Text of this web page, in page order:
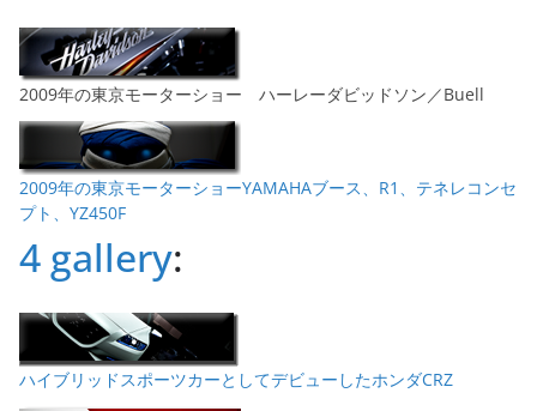
2009年の東京モーターショー ハーレーダビッドソン／Buell
2009年の東京モーターショーYAMAHAブース、R1、テネレコンセ
プト、YZ450F
4 gallery:
ハイブリッドスポーツカーとしてデビューしたホンダCRZ